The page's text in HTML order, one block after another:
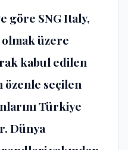
göre SNG Italy,
olmak üzere
kabul edilen
seçilen
Türkiye
Dünya